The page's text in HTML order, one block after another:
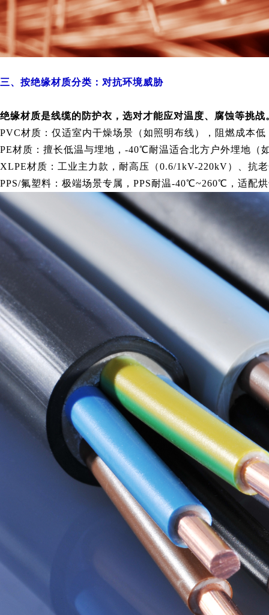
三、按绝缘材质分类：对抗环境威胁
绝缘材质是线缆的防护衣，选对才能应对温度、腐蚀等挑战
PVC材质：仅适室内干燥场景（如照明布线），阻燃成本
PE材质：擅长低温与埋地，-40℃耐温适合北方户外埋地（
XLPE材质：工业主力款，耐高压（0.6/1kV-220kV）、抗
PPS/氟塑料：极端场景专属，PPS耐温-40℃~260℃，适配